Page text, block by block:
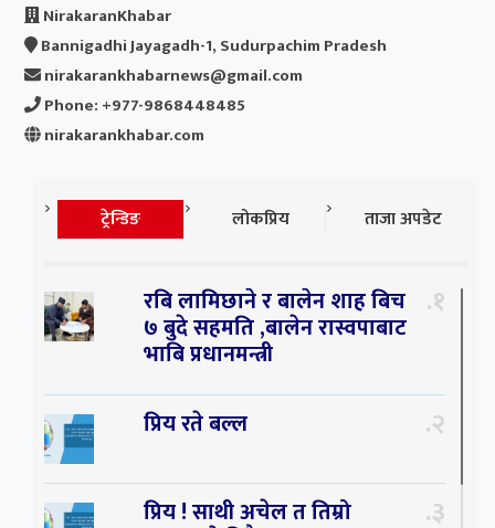
NirakaranKhabar
Bannigadhi Jayagadh-1, Sudurpachim Pradesh
nirakarankhabarnews@gmail.com
Phone: +977-9868448485
nirakarankhabar.com
ट्रेन्डिङ लोकप्रिय ताजा अपडेट
रबि लामिछाने र बालेन शाह बिच
७ बुदे सहमति ,बालेन रास्वपाबाट
भाबि प्रधानमन्त्री
१
प्रिय रते बल्ल २
प्रिय ! साथी अचेल त तिम्रो ३